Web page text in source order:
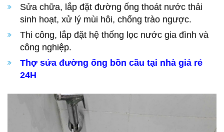
Sửa chữa, lắp đặt đường ống thoát nước thải
sinh hoạt, xử lý mùi hôi, chống trào ngược.
Thi công, lắp đặt hệ thống lọc nước gia đình và
công nghiệp.
Thợ sửa đường ống bồn cầu tại nhà giá rẻ
24H